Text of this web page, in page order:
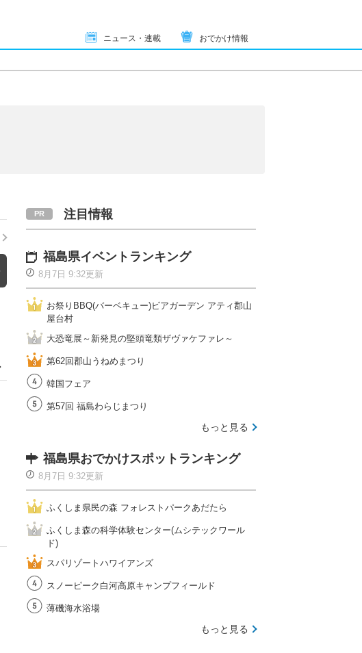
ニュース・連載 おでかけ情報
注目情報
福島県イベントランキング
8月7日 9:32更新
お祭りBBQ(バーベキュー)ビアガーデン アティ郡山
屋台村
大恐竜展～新発見の堅頭竜類ザヴァケファレ～
第62回郡山うねめまつり
韓国フェア
第57回 福島わらじまつり
もっと見る
福島県おでかけスポットランキング
8月7日 9:32更新
ふくしま県民の森 フォレストパークあだたら
ふくしま森の科学体験センター(ムシテックワール
ド)
スパリゾートハワイアンズ
スノーピーク白河高原キャンプフィールド
薄磯海水浴場
もっと見る